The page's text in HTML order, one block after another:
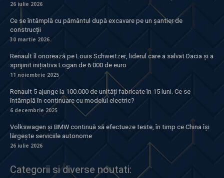
26 iulie 2026
Ce se întâmplă cu pământul după excavare pe un șantier de
construcții
30 martie 2026
Renault îl onorează pe Louis Schweitzer, liderul care a salvat Dacia și a
sprijinit inițiativa Logan de 6.000 de euro
11 noiembrie 2025
Renault 5 ajunge la 100.000 de unități fabricate în 15 luni. Ce se
întâmplă în continuare cu modelul electric?
6 decembrie 2025
Volkswagen și BMW continuă să efectueze teste, în timp ce China își
lărgește serviciile autonome
26 iulie 2026
Categorii si diverse noutati: